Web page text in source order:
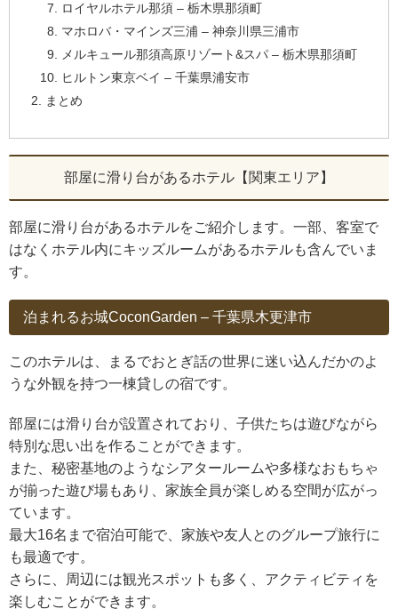
ロイヤルホテル那須 – 栃木県那須町
マホロバ・マインズ三浦 – 神奈川県三浦市
メルキュール那須高原リゾート&スパ – 栃木県那須町
ヒルトン東京ベイ – 千葉県浦安市
まとめ
部屋に滑り台があるホテル【関東エリア】
部屋に滑り台があるホテルをご紹介します。一部、客室で
はなくホテル内にキッズルームがあるホテルも含んでいま
す。
泊まれるお城CoconGarden – 千葉県木更津市
このホテルは、まるでおとぎ話の世界に迷い込んだかのよ
うな外観を持つ一棟貸しの宿です。
部屋には滑り台が設置されており、子供たちは遊びながら
特別な思い出を作ることができます。
また、秘密基地のようなシアタールームや多様なおもちゃ
が揃った遊び場もあり、家族全員が楽しめる空間が広がっ
ています。
最大16名まで宿泊可能で、家族や友人とのグループ旅行に
も最適です。
さらに、周辺には観光スポットも多く、アクティビティを
楽しむことができます。